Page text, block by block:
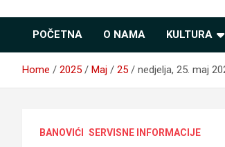
informisanje
POČETNA O NAMA KULTURA
Home 2025 Maj 25 nedjelja, 25. maj
BANOVIĆI SERVISNE INFORMACIJE